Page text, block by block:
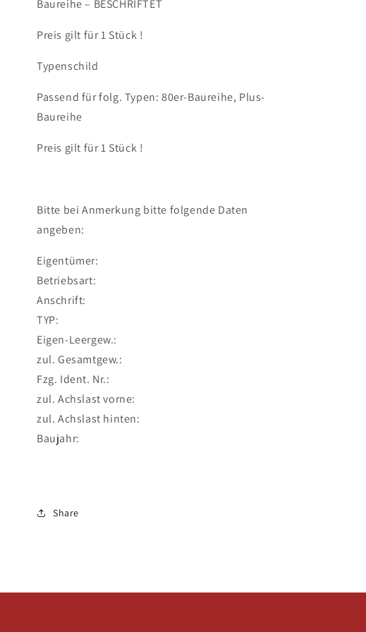
Baureihe – BESCHRIFTET
Preis gilt für 1 Stück !
Typenschild
Passend für folg. Typen: 80er-Baureihe, Plus-
Baureihe
Preis gilt für 1 Stück !
Bitte bei Anmerkung bitte folgende Daten
angeben:
Eigentümer:
Betriebsart:
Anschrift:
TYP:
Eigen-Leergew.:
zul. Gesamtgew.:
Fzg. Ident. Nr.:
zul. Achslast vorne:
zul. Achslast hinten:
Baujahr:
Share